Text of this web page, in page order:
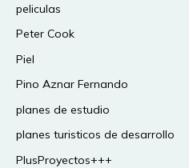
peliculas
Peter Cook
Piel
Pino Aznar Fernando
planes de estudio
planes turisticos de desarrollo
PlusProyectos+++